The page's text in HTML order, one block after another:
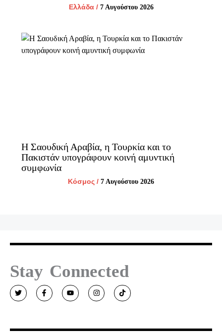
Ελλάδα/ 7 Αυγούστου 2026
Η Σαουδική Αραβία, η Τουρκία και το
Πακιστάν υπογράφουν κοινή αμυντική
συμφωνία
Κόσμος / 7 Αυγούστου 2026
Stay Connected
T
w
i
r
F
a
c
o
Y
o
u
e
I
n
s
r
T
i
k